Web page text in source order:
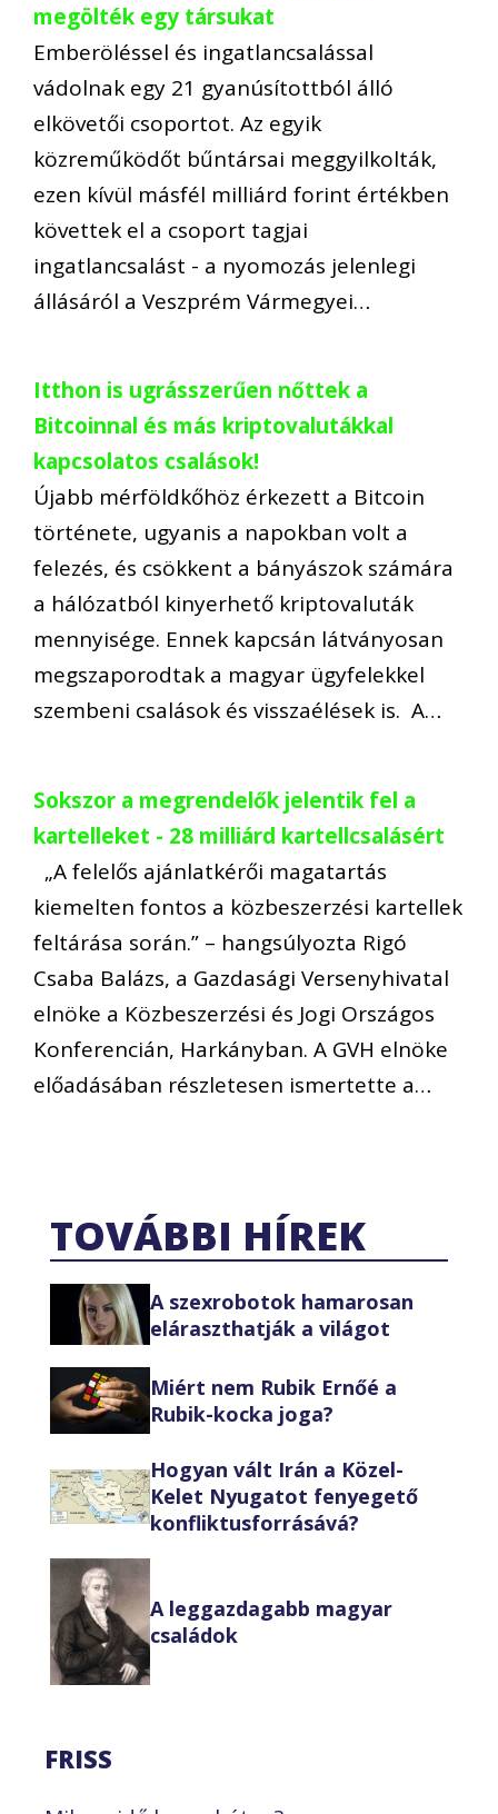
megölték egy társukat
Emberöléssel és ingatlancsalással
vádolnak egy 21 gyanúsítottból álló
elkövetői csoportot. Az egyik
közreműködőt bűntársai meggyilkolták,
ezen kívül másfél milliárd forint értékben
követtek el a csoport tagjai
ingatlancsalást - a nyomozás jelenlegi
állásáról a Veszprém Vármegyei…
Itthon is ugrásszerűen nőttek a
Bitcoinnal és más kriptovalutákkal
kapcsolatos csalások!
Újabb mérföldkőhöz érkezett a Bitcoin
története, ugyanis a napokban volt a
felezés, és csökkent a bányászok számára
a hálózatból kinyerhető kriptovaluták
mennyisége. Ennek kapcsán látványosan
megszaporodtak a magyar ügyfelekkel
szembeni csalások és visszaélések is. A…
Sokszor a megrendelők jelentik fel a
kartelleket - 28 milliárd kartellcsalásért
„A felelős ajánlatkérői magatartás
kiemelten fontos a közbeszerzési kartellek
feltárása során.” – hangsúlyozta Rigó
Csaba Balázs, a Gazdasági Versenyhivatal
elnöke a Közbeszerzési és Jogi Országos
Konferencián, Harkányban. A GVH elnöke
előadásában részletesen ismertette a…
TOVÁBBI HÍREK
A szexrobotok hamarosan
eláraszthatják a világot
Miért nem Rubik Ernőé a
Rubik-kocka joga?
Hogyan vált Irán a Közel-
Kelet Nyugatot fenyegető
konfliktusforrásává?
A leggazdagabb magyar
családok
FRISS